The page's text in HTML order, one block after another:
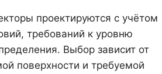
проектируются с учётом
требований к уровню
Выбор зависит от
поверхности и требуемой